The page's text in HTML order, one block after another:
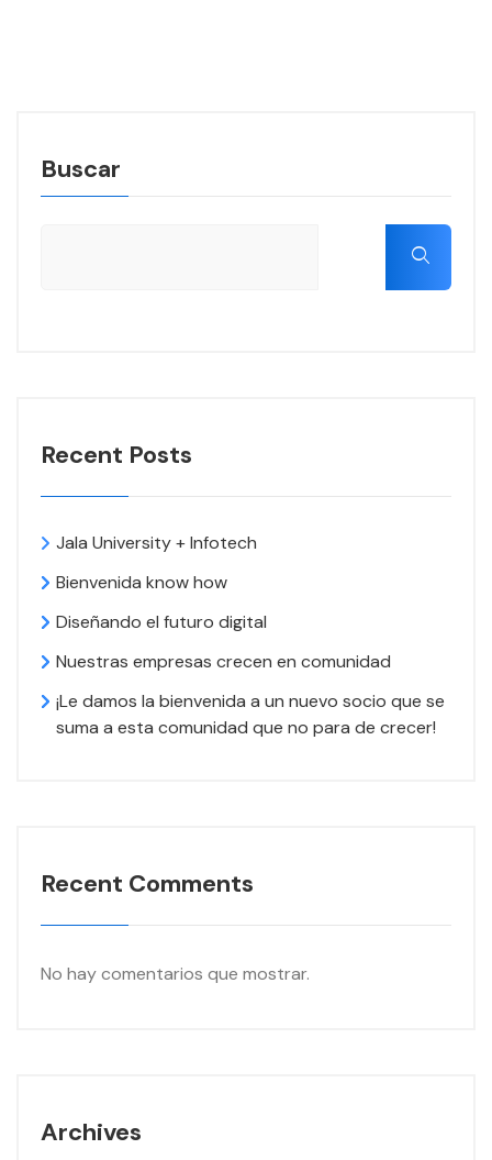
Buscar
Recent Posts
Jala University + Infotech
Bienvenida know how
Diseñando el futuro digital
Nuestras empresas crecen en comunidad
¡Le damos la bienvenida a un nuevo socio que se
suma a esta comunidad que no para de crecer!
Recent Comments
No hay comentarios que mostrar.
Archives